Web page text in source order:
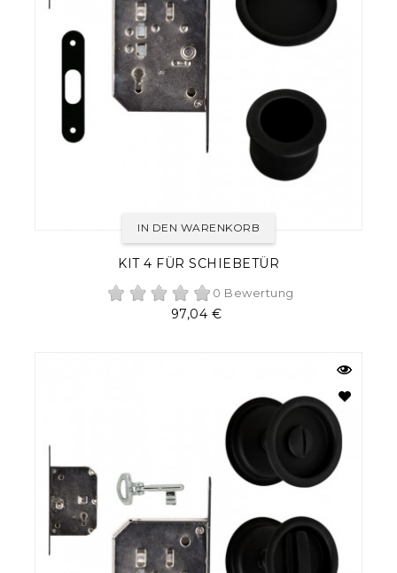
KIT 4 FÜR SCHIEBETÜR
0 Bewertung
Preis
97,04 €
IN DEN WARENKORB